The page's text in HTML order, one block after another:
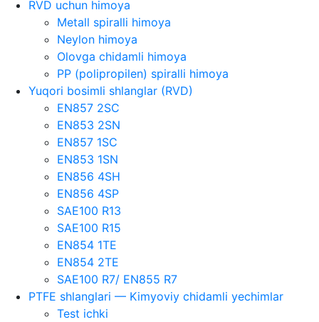
RVD uchun himoya
Metall spiralli himoya
Neylon himoya
Olovga chidamli himoya
PP (polipropilen) spiralli himoya
Yuqori bosimli shlanglar (RVD)
EN857 2SC
EN853 2SN
EN857 1SC
EN853 1SN
EN856 4SH
EN856 4SP
SAE100 R13
SAE100 R15
EN854 1TE
EN854 2TE
SAE100 R7/ EN855 R7
PTFE shlanglari — Kimyoviy chidamli yechimlar
Test ichki